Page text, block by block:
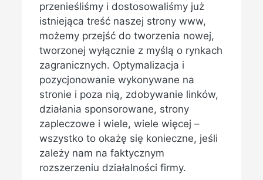
przenieśliśmy i dostosowaliśmy już
istniejąca treść naszej strony www,
możemy przejść do tworzenia nowej,
tworzonej wyłącznie z myślą o rynkach
zagranicznych. Optymalizacja i
pozycjonowanie wykonywane na
stronie i poza nią, zdobywanie linków,
działania sponsorowane, strony
zapleczowe i wiele, wiele więcej –
wszystko to okażę się konieczne, jeśli
zależy nam na faktycznym
rozszerzeniu działalności firmy.